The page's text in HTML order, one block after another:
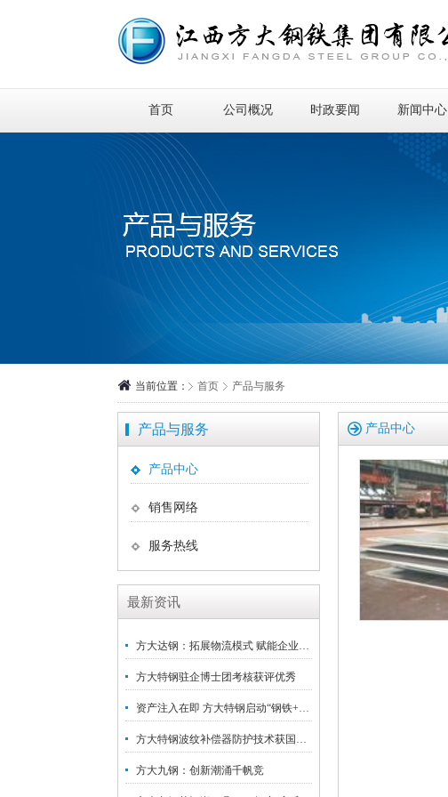
首页 公司概况 时政要闻 新闻中心
当前位置： 首页 产品与服务
产品与服务
产品中心
销售网络
服务热线
最新资讯
方大达钢：拓展物流模式 赋能企业高质量发展
方大特钢驻企博士团考核获评优秀
资产注入在即 方大特钢启动“钢铁+新材料”战略升级
方大特钢波纹补偿器防护技术获国家发明专利
方大九钢：创新潮涌千帆竞
产品中心